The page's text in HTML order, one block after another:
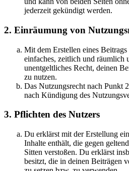
jederzeit gekündigt werden.
2. Einräumung von
Mit dem Erstellen eines
einfaches, zeitlich und räumlich
unentgeltliches Recht, deinen
zu nutzen.
Das Nutzungsrecht nach Punkt
nach Kündigung des
3. Pflichten des Nutzers
Du erklärst mit der Erstellung
Inhalte enthält, die gegen
Sitten verstoßen. Du erklärst
besitzt, die in deinen Beiträgen